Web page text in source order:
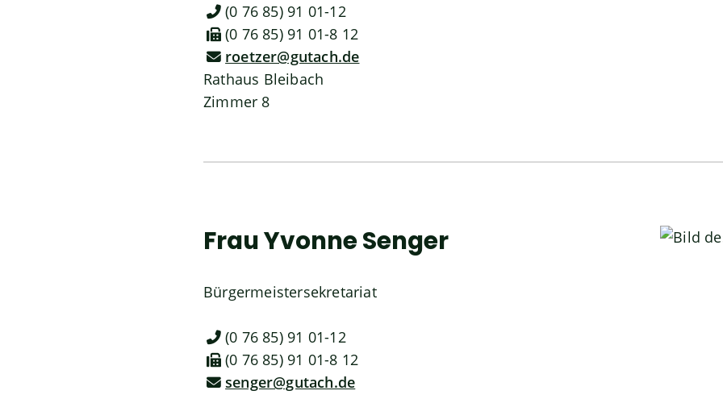
(0 76 85) 91 01-12
(0 76 85) 91 01-8 12
roetzer@gutach.de
Rathaus Bleibach
Zimmer 8
FrauYvonneSenger
Bürgermeistersekretariat
(0 76 85) 91 01-12
(0 76 85) 91 01-8 12
senger@gutach.de